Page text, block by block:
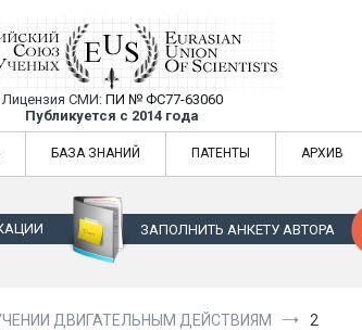
Союз Ученых —
Лицензия СМИ: ПИ № ФС77-63060
Публикуется с 2014 года
— публикация научных статей в
БАЗА ЗНАНИЙ ПАТЕНТЫ АРХИВ
ЗАПОЛНИТЬ АНКЕТУ АВТОРА
ДВИГАТЕЛЬНЫМ ДЕЙСТВИЯМ 2